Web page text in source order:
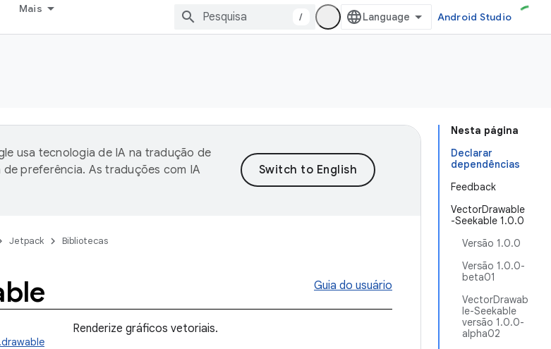
Mais
/ Android Studio
Nesta página
Declarar
dependências
Feedback
VectorDrawable
-Seekable 1.0.0
Versão 1.0.0
Versão 1.0.0-
beta01
VectorDrawab
le-Seekable
versão 1.0.0-
alpha02
usa tecnologia de IA na tradução de
preferência. As traduções com IA
Jetpack Bibliotecas
Guia do usuário
Renderize gráficos vetoriais.